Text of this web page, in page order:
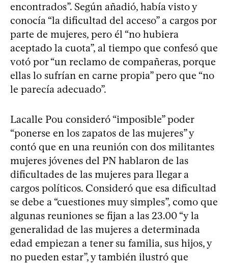
encontrados”. Según añadió, había visto y
conocía “la dificultad del acceso” a cargos por
parte de mujeres, pero él “no hubiera
aceptado la cuota”, al tiempo que confesó que
votó por “un reclamo de compañeras, porque
ellas lo sufrían en carne propia” pero que “no
le parecía adecuado”.
Lacalle Pou consideró “imposible” poder
“ponerse en los zapatos de las mujeres” y
contó que en una reunión con dos militantes
mujeres jóvenes del PN hablaron de las
dificultades de las mujeres para llegar a
cargos políticos. Consideró que esa dificultad
se debe a “cuestiones muy simples”, como que
algunas reuniones se fijan a las 23.00 “y la
generalidad de las mujeres a determinada
edad empiezan a tener su familia, sus hijos, y
no pueden estar”, y también ilustró que